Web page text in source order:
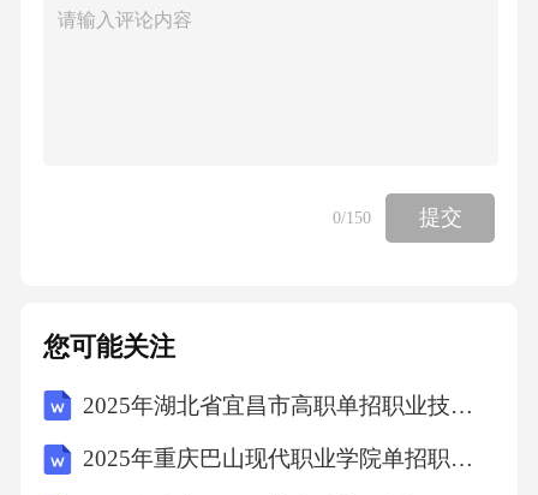
一天，应向服务方支付已付款项的1%作为违约
理期限内仍未纠正；,-一方破产、解散或被吊销
营业执照；-因不可抗力导致项目无法继续实
宜。第十六条适用法律及争议解决1.适用法律：
本协议适用中华人民共和国法律。2.争议解决：
本协议履行过程中发生的争议，应友好协商解
0/150 提交
您可能关注
2025年湖北省宜昌市高职单招职业技能考试模拟试卷含完整答案详解【易错题】
2025年重庆巴山现代职业学院单招职业技能考试题库附参考答案详解【基础题】